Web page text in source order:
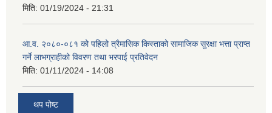
मिति: 01/19/2024 - 21:31
आ.व. २०८०-०८१ को पहिलो त्रैमासिक किस्ताको सामाजिक सुरक्षा भत्ता प्राप्त
गर्ने लाभग्राहीको विवरण तथा भरपाई प्रतिवेदन
मिति: 01/11/2024 - 14:08
थप पोष्ट